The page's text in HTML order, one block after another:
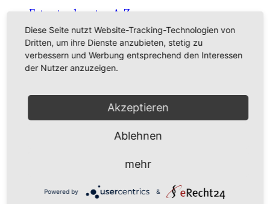
Ertragsrebsorten A-Z
in Deutschland
Rebsorten international
externe Links
Tafeltraubensorten
Tafeltrauben A-Z Sortenbeschreibungen
Diese Seite nutzt Website-Tracking-Technologien von
Dritten, um ihre Dienste anzubieten, stetig zu
verbessern und Werbung entsprechend den Interessen
der Nutzer anzuzeigen.
Akzeptieren
Ablehnen
mehr
Powered by &